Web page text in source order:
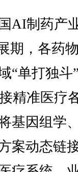
制药产
期，各药
“单打独斗
精准医疗
基因组学
案动态链